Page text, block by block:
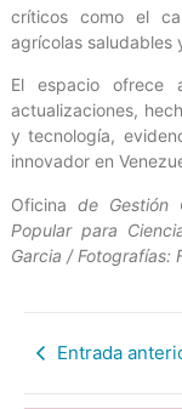
críticos como el
agrícolas saludables
El espacio ofrece
actualizaciones,
y tecnología,
innovador en
Oficina de Gestión
Popular para
Garcia / Fotografías:
Entrada